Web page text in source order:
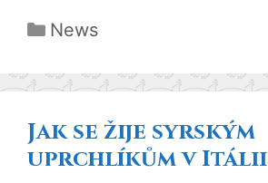
Rubriky
News
Jak se žije syrským
uprchlíkům v Itálii